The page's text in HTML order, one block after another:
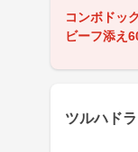
コンボドッ
ビーフ添え
ツルハド